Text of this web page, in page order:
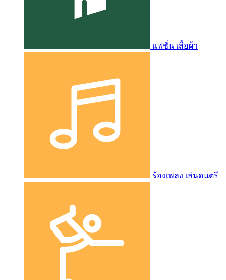
แฟชั่น เสื้อผ้า
ร้องเพลง เล่นดนตรี